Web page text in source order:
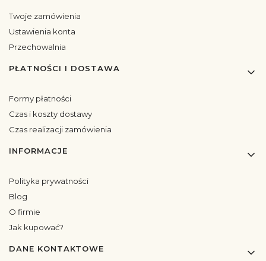
Twoje zamówienia
Ustawienia konta
Przechowalnia
PŁATNOŚCI I DOSTAWA
Formy płatności
Czas i koszty dostawy
Czas realizacji zamówienia
INFORMACJE
Polityka prywatności
Blog
O firmie
Jak kupować?
DANE KONTAKTOWE